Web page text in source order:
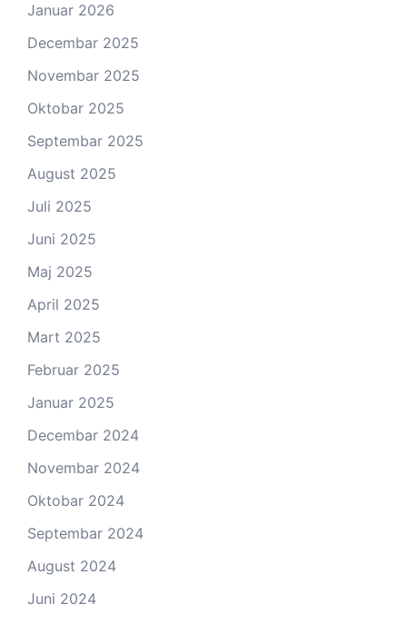
Januar 2026
Decembar 2025
Novembar 2025
Oktobar 2025
Septembar 2025
August 2025
Juli 2025
Juni 2025
Maj 2025
April 2025
Mart 2025
Februar 2025
Januar 2025
Decembar 2024
Novembar 2024
Oktobar 2024
Septembar 2024
August 2024
Juni 2024